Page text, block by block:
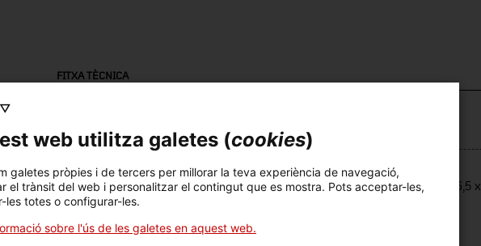
FITXA TÈCNICA
4265 Segle XX
Dimensions: 9 x 6,5 x
▽
web utilitza galetes (cookies)
galetes pròpies i de tercers per millorar la teva experiència de navegació,
el trànsit del web i personalitzar el contingut que es mostra. Pots acceptar-les,
les totes o configurar-les.
sobre l'ús de les galetes en aquest web.